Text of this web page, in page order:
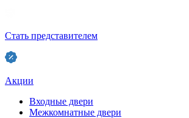
Стать представителем
Акции
Входные двери
Межкомнатные двери